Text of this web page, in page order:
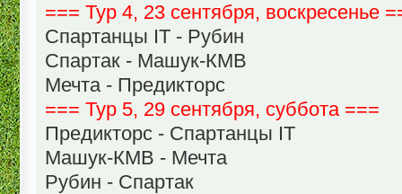
=== Тур 4, 23 сентября, воскресенье
Спартанцы IT - Рубин
Спартак - Машук-КМВ
Мечта - Предикторс
=== Тур 5, 29 сентября, суббота ===
Предикторс - Спартанцы IT
Машук-КМВ - Мечта
Рубин - Спартак